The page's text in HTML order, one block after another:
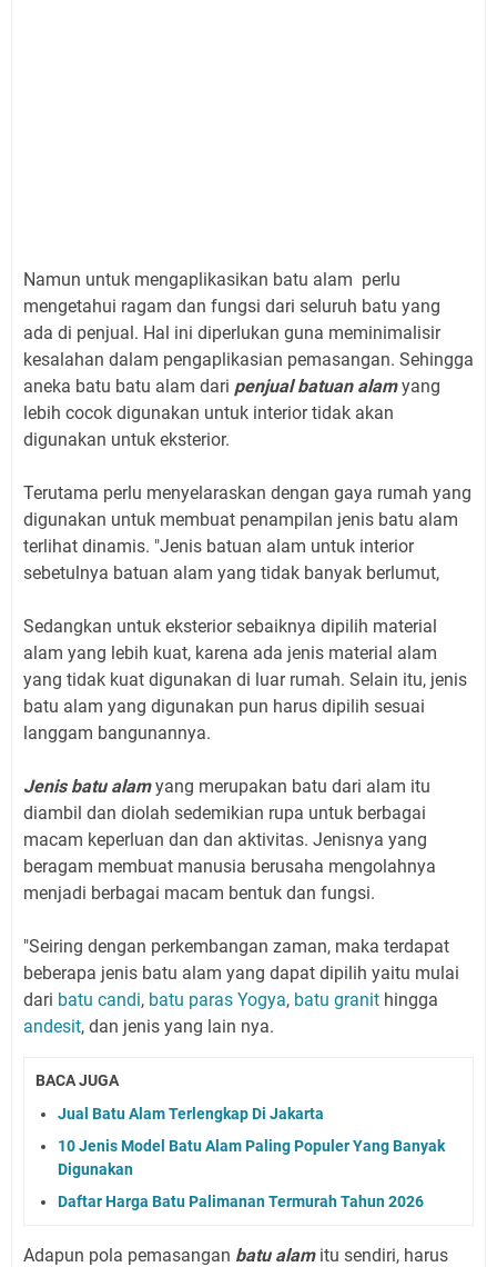
Namun untuk mengaplikasikan batu alam perlu
mengetahui ragam dan fungsi dari seluruh batu yang
ada di penjual. Hal ini diperlukan guna meminimalisir
kesalahan dalam pengaplikasian pemasangan. Sehingga
aneka batu batu alam dari penjual batuan alamyang
lebih cocok digunakan untuk interior tidak akan
digunakan untuk eksterior.
Terutama perlu menyelaraskan dengan gaya rumah yang
digunakan untuk membuat penampilan jenis batu alam
terlihat dinamis. "Jenis batuan alam untuk interior
sebetulnya batuan alam yang tidak banyak berlumut,
Sedangkan untuk eksterior sebaiknya dipilih material
alam yang lebih kuat, karena ada jenis material alam
yang tidak kuat digunakan di luar rumah. Selain itu, jenis
batu alam yang digunakan pun harus dipilih sesuai
langgam bangunannya.
Jenis batu alamyang merupakan batu dari alam itu
diambil dan diolah sedemikian rupa untuk berbagai
macam keperluan dan dan aktivitas. Jenisnya yang
beragam membuat manusia berusaha mengolahnya
menjadi berbagai macam bentuk dan fungsi.
"Seiring dengan perkembangan zaman, maka terdapat
beberapa jenis batu alam yang dapat dipilih yaitu mulai
dari batu candi, batu paras Yogya, batu granit hingga
andesit, dan jenis yang lain nya.
BACA JUGA
Jual Batu Alam Terlengkap Di Jakarta
10 Jenis Model Batu Alam Paling Populer Yang Banyak
Digunakan
Daftar Harga Batu Palimanan Termurah Tahun 2026
Adapun pola pemasangan batu alamitu sendiri, harus